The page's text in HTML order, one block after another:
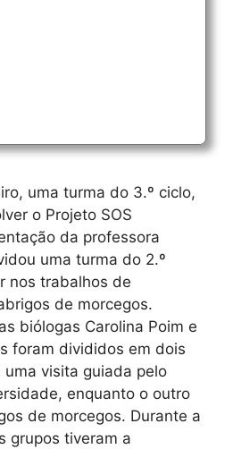
uma turma do 3.º ciclo,
o Projeto SOS
da professora
uma turma do 2.º
nos trabalhos de
de morcegos.
biólogas Carolina Poim e
foram divididos em dois
uma visita guiada pelo
enquanto o outro
de morcegos. Durante a
grupos tiveram a